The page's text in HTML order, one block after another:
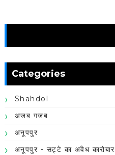
Categories
Shahdol
अजब गजब
अनूपपुर
अनूपपुर - सट्टे का अवैध कारोबार